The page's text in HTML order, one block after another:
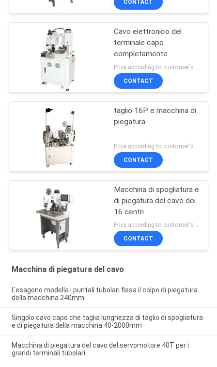
che sistema
CONTACT
Cavo elettronico del
terminale capo
completamente
automatico due che
barra il piegatore della
pressa di stampaggio
l'estremità dell'estremità
di pelatura
CONTACT
taglio 16P e macchina di
piegatura
CONTACT
Macchina di spogliatura e
di piegatura del cavo dei
16 centri
Price according to customer's requirement MOQ:pc 1
CONTACT
Macchina di piegatura del cavo
L'esagono modella i puntali tubolari fissa il colpo di piegatura
della macchina 240mm
Singolo cavo capo che taglia lunghezza di taglio di spogliatura
e di piegatura della macchina 40-2000mm
Macchina di piegatura del cavo del servomotore 40T per i
grandi terminali tubolari